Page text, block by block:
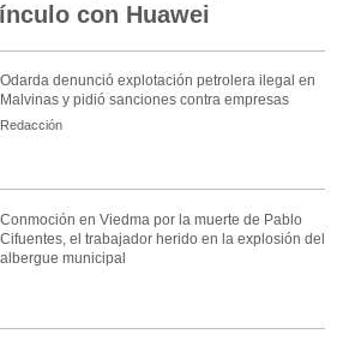
con Huawei
Odarda denunció explotación petrolera ilegal en
Malvinas y pidió sanciones contra empresas
Redacción
Conmoción en Viedma por la muerte de Pablo
Cifuentes, el trabajador herido en la explosión del
albergue municipal